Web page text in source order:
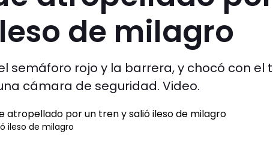
de milagro
semáforo rojo y la barrera, y chocó con el
cámara de seguridad. Video.
ileso de milagro